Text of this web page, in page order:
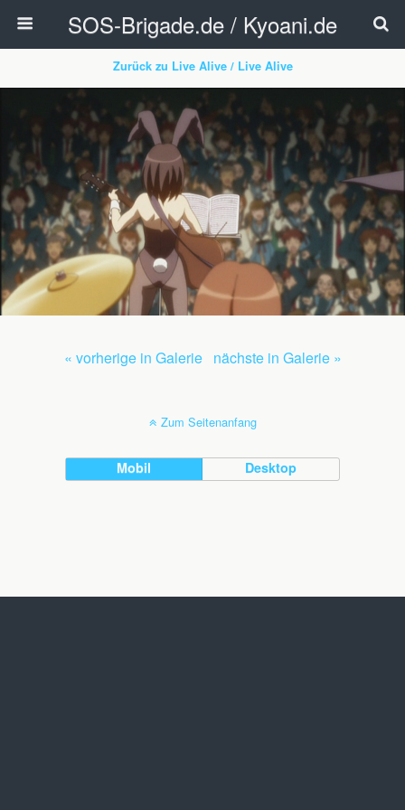
SOS-Brigade.de / Kyoani.de
Zurück zu Live Alive / Live Alive
« vorherige in Galerie nächste in Galerie »
Zum Seitenanfang
Mobil Desktop